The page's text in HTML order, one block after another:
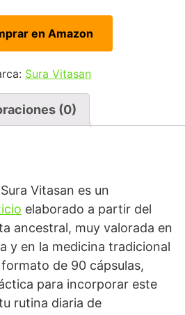
en Amazon
Sura Vitasan
(0)
Vitasan es un
elaborado a partir del
ancestral, muy valorada en
y en la medicina tradicional
de 90 cápsulas,
para incorporar este
rutina diaria de